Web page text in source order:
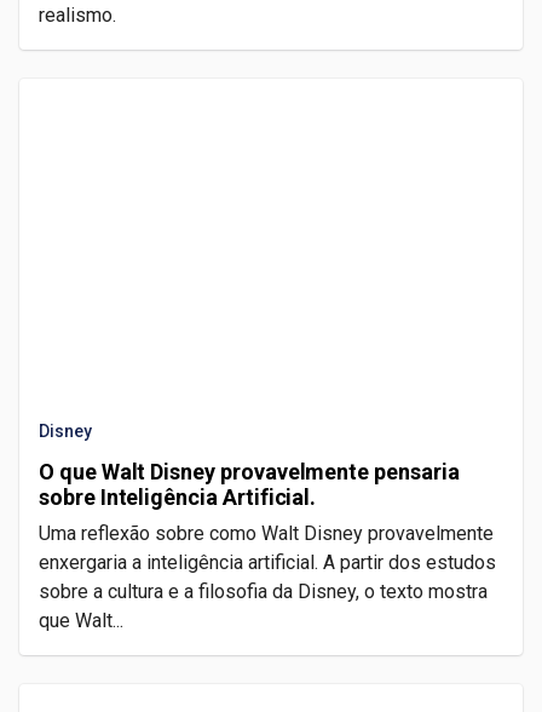
realismo.
Disney
O que Walt Disney provavelmente pensaria
sobre Inteligência Artificial.
Uma reflexão sobre como Walt Disney provavelmente
enxergaria a inteligência artificial. A partir dos estudos
sobre a cultura e a filosofia da Disney, o texto mostra
que Walt...